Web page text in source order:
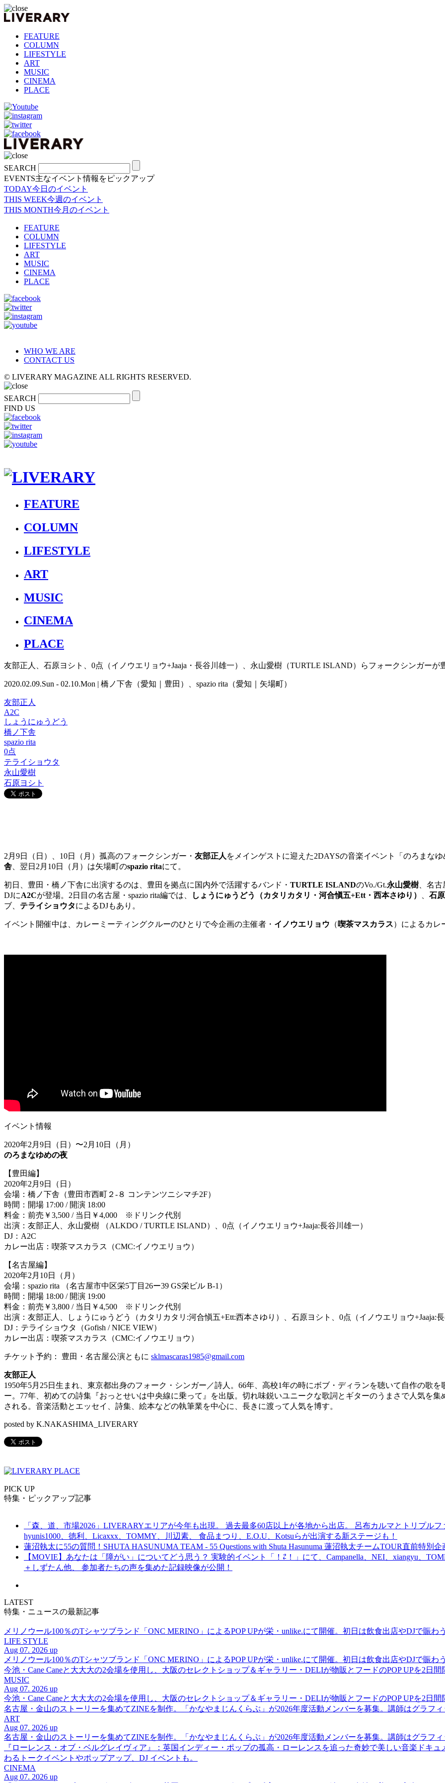
FEATURE
COLUMN
LIFESTYLE
ART
MUSIC
CINEMA
PLACE
SEARCH
EVENTS主なイベント情報をピックアップ
TODAY今日のイベント
THIS WEEK今週のイベント
THIS MONTH今月のイベント
FEATURE
COLUMN
LIFESTYLE
ART
MUSIC
CINEMA
PLACE
WHO WE ARE
CONTACT US
© LIVERARY MAGAZINE ALL RIGHTS RESERVED.
SEARCH
FIND US
FEATURE
COLUMN
LIFESTYLE
ART
MUSIC
CINEMA
PLACE
友部正人、石原ヨシト、0点（イノウエリョウ+Jaaja・長谷川雄一）、永山愛樹（TURTLE ISLAND）らフォークシンガーが
2020.02.09.Sun - 02.10.Mon | 橋ノ下舎（愛知｜豊田）、spazio rita（愛知｜矢場町）
友部正人
A2C
しょうにゅうどう
橋ノ下舎
spazio rita
0点
テライショウタ
永山愛樹
石原ヨシト
2月9日（日）、10日（月）孤高のフォークシンガー・ 友部正人 をメインゲストに迎えた2DAYSの音楽イベント「のろまな
舎 、翌日2月10日（月）は矢場町のspazio ritaにて。
初日、豊田・橋ノ下舎に出演するのは、豊田を拠点に国内外で活躍するバンド・ TURTLE ISLANDのVo./Gt.永山愛樹 、名
DJにA2Cが登場。2日目の名古屋・spazio rita編では、 しょうにゅうどう（カタリカタリ・ 河合愼五+Ett・西本さゆり） 石
ブ、 テライショウタによるDJもあり。
イベント開催中は、カレーミーティングクルーのひとりで今企画の主催者・ イノウエリョウ （ 喫茶マスカラス）によるカレ
イベント情報
2020年2月9日（日）〜2月10日（月）
のろまなゆめの夜
【豊田編】
2020年2月9日（日）
会場：橋ノ下舎（豊田市西町２-８ コンテンツニシマチ2F）
時間：開場 17:00 / 開演 18:00
料金：前売￥3,500 / 当日￥4,000 ※ドリンク代別
出演：友部正人、永山愛樹 （ALKDO / TURTLE ISLAND）、0点（イノウエリョウ+Jaaja:長谷川雄一）
DJ：A2C
カレー出店：喫茶マスカラス（CMC:イノウエリョウ）
【名古屋編】
2020年2月10日（月）
会場：spazio rita （名古屋市中区栄5丁目26ー39 GS栄ビル B-1）
時間：開場 18:00 / 開演 19:00
料金：前売￥3,800 / 当日￥4,500 ※ドリンク代別
出演：友部正人、しょうにゅうどう（カタリカタリ:河合愼五+Ett:西本さゆり）、石原ヨシト、0点（イノウエリョウ+Jaaja:長
DJ：テライショウタ（Gofish / NICE VIEW）
カレー出店：喫茶マスカラス（CMC:イノウエリョウ）
チケット予約： 豊田・名古屋公演ともに sklmascaras1985@gmail.com
友部正人
1950年5月25日生まれ、東京都出身のフォーク・シンガー／詩人。66年、高校1年の時にボブ・ディランを聴いて自作の歌
ー。77年、初めての詩集『おっとせいは中央線に乗って』を出版。切れ味鋭いユニークな歌詞とギターのうまさで人気を
される。音楽活動とエッセイ、詩集、絵本などの執筆業を中心に、長きに渡って人気を博す。
posted by K.NAKASHIMA_LIVERARY
PICK UP
特集・ピックアップ記事
「森、道、市場2026」LIVERARYエリアが今年も出現。 過去最多60店以上が各地から出店。 呂布カルマとトリプル
hyunis1000、徳利、Licaxxx、TOMMY、川辺素、 食品まつり、E.O.U、Kotsuらが出演する新ステージも！
蓮沼執太に55の質問！SHUTA HASUNUMA TEAM - 55 Questions with Shuta Hasunuma 蓮沼執太チームTOUR直前特別
【MOVIE】あなたは「障がい」についてどう思う？ 実験的イベント「！⇄！」にて、Campanella、NEI、xiangyu、
＋しずたん他、 参加者たちの声を集めた記録映像が公開！
LATEST
特集・ニュースの最新記事
メリノウール100％のTシャツブランド「ONC MERINO」によるPOP UPが栄・unlike.にて開催。初日は飲食出店やDJで賑わ
LIFE STYLE
Aug 07. 2026 up
メリノウール100％のTシャツブランド「ONC MERINO」によるPOP UPが栄・unlike.にて開催。初日は飲食出店やDJで賑わ
今池・Cane Caneと大大大の2会場を使用し、大阪のセレクトショップ＆ギャラリー・DELIが物販とフードのPOP UPを2日間
MUSIC
Aug 07. 2026 up
今池・Cane Caneと大大大の2会場を使用し、大阪のセレクトショップ＆ギャラリー・DELIが物販とフードのPOP UPを2日間
名古屋・金山のストーリーを集めてZINEを制作。「かなやまじんくらぶ」が2026年度活動メンバーを募集。講師はグラフィ
ART
Aug 07. 2026 up
名古屋・金山のストーリーを集めてZINEを制作。「かなやまじんくらぶ」が2026年度活動メンバーを募集。講師はグラフィ
『ローレンス・オブ・ベルグレイヴィア』：英国インディー・ポップの孤高・ローレンスを追った奇妙で美しい音楽ドキ
わるトークイベントやポップアップ、DJ イベントも。
CINEMA
Aug 07. 2026 up